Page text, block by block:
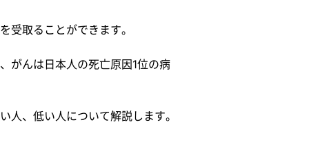
受取ることができます。
がんは日本人の死亡原因1位の病
、低い人について解説します。